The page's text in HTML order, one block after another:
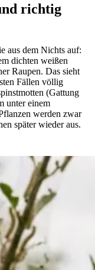
richtig
aus dem Nichts auf:
dichten weißen
Raupen. Das sieht
Fällen völlig
(Gattung
unter einem
werden zwar
später wieder aus.